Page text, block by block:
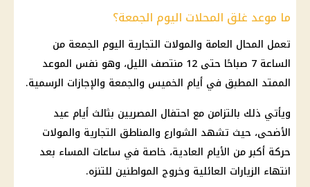
ما موعد غلق المحلات اليوم الجمعة؟
تعمل المحال العامة والمولات التجارية اليوم الجمعة من
الساعة 7 صباحًا حتى 12 منتصف الليل، وهو نفس الموعد
الممتد المطبق في أيام الخميس والجمعة والإجازات الرسمية.
ويأتي ذلك بالتزامن مع احتفال المصريين بثالث أيام عيد
الأضحى، حيث تشهد الشوارع والمناطق التجارية والمولات
حركة أكبر من الأيام العادية، خاصة في ساعات المساء بعد
انتهاء الزيارات العائلية وخروج المواطنين للتنزه.